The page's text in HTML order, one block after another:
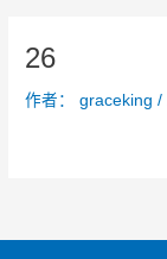
26
作者： graceking/